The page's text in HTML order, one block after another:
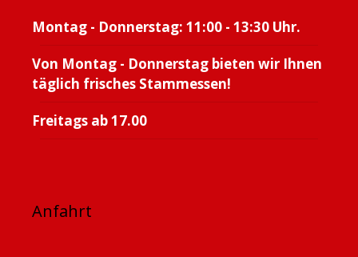
Montag - Donnerstag: 11:00 - 13:30 Uhr.
Von Montag - Donnerstag bieten wir Ihnen
täglich frisches Stammessen!
Freitags ab 17.00
Anfahrt